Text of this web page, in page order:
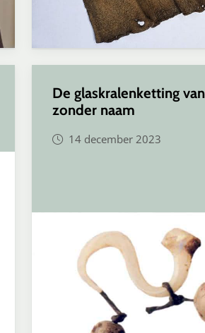
De glaskralenketting
zonder naam
14 december 2023